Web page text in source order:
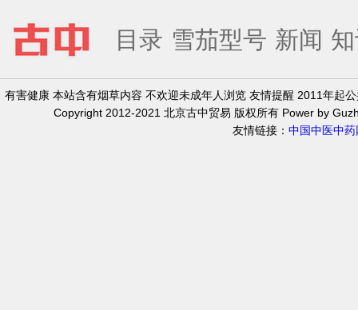
目录 雪茄型号 新闻
有害健康 本站含有烟草内容 不欢迎未成年人浏览 友情提醒 2011年起
Copyright 2012-2021 北京古中贸易 版权所有 Power by
友情链接： 中国中医中药